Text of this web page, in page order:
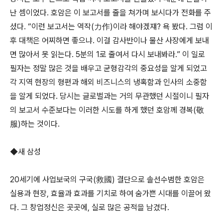
난 셈이었다. 호암은 이 보고서를 줄을 쳐가며 보시다가 전화를 주
셨다. “이런 보고서는 역작(力作)이라 해야겠쟤? 욕 봤다. 그럼 이
후 대책은 어찌하면 좋으냐. 이걸 감사반이나 물산 사장에게 보내
면 많아서 못 읽는다. 5분의 1로 줄여서 다시 보내봐라.” 이 일로
필자는 정말 많은 것을 배우고 균형감각의 중요성을 알게 되었고
각 지역 현장의 형편과 해외 비즈니스의 냉혹함과 인사의 소중함
을 알게 되었다. 당시는 글로벌과는 거의 무관했던 시절이니 필자
의 보고서 수준보다는 이러한 시도를 하게 했던 호암께 경복(敬
服)하는 것이다.
◆새 삼성
20세기에 사업보국의 구국(救國) 결단으로 솔선수범한 호암은
실용과 현장, 효율과 효과를 기치로 하여 숨가쁜 시대를 이끌어 왔
다. 그 창업정신은 곳곳에, 실로 많은 공적을 남겼다.